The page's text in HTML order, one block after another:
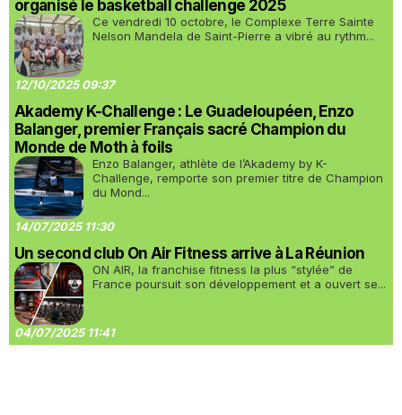
organisé le basketball challenge 2025
Ce vendredi 10 octobre, le Complexe Terre Sainte
Nelson Mandela de Saint-Pierre a vibré au rythm...
12/10/2025 09:37
Akademy K-Challenge : Le Guadeloupéen, Enzo
Balanger, premier Français sacré Champion du
Monde de Moth à foils
Enzo Balanger, athlète de l’Akademy by K-
Challenge, remporte son premier titre de Champion
du Mond...
14/07/2025 11:30
Un second club On Air Fitness arrive à La Réunion
ON AIR, la franchise fitness la plus “stylée” de
France poursuit son développement et a ouvert se...
04/07/2025 11:41